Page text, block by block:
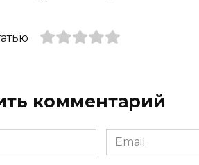
комментарий
Email
*